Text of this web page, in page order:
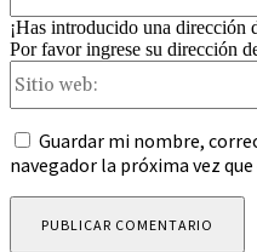
¡Has introducido una dirección
Por favor ingrese su dirección
Guardar mi nombre,
navegador la próxima vez